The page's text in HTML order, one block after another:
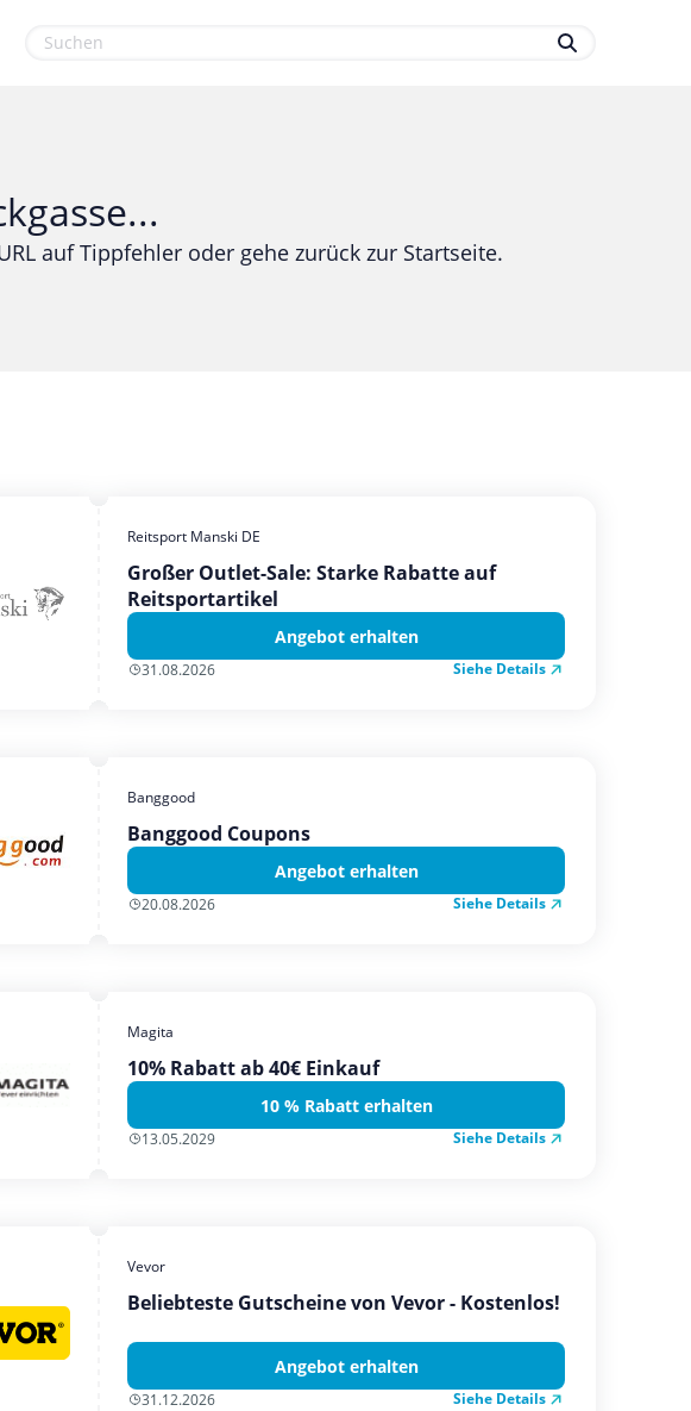
auf Tippfehler oder gehe zurück zur Startseite.
Reitsport Manski DE
Großer Outlet-Sale: Starke Rabatte auf
Reitsportartikel
Angebot erhalten
31.08.2026 Siehe Details
Banggood
Banggood Coupons
Angebot erhalten
20.08.2026 Siehe Details
Magita
10% Rabatt ab 40€ Einkauf
10 % Rabatt erhalten
13.05.2029 Siehe Details
Vevor
Beliebteste Gutscheine von Vevor - Kostenlos!
Angebot erhalten
31.12.2026 Siehe Details